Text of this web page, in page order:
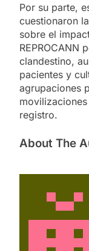
Por su parte,
cuestionaron
sobre el
REPROCANN
clandestino,
pacientes y
agrupaciones
registro.
About The